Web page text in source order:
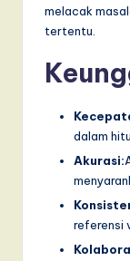
melacak
tertentu.
dalam
Akurasi:
referensi